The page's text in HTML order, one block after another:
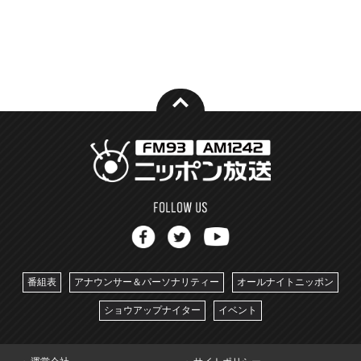
番組表 アナウンサー＆パーソナリティー オールナイトニッポン
ショウアップナイター イベント